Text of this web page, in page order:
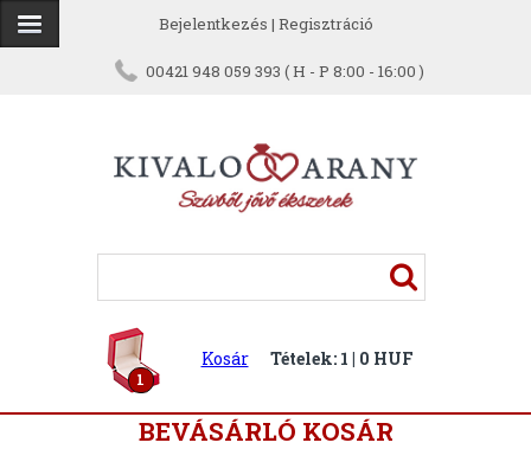
Bejelentkezés | Regisztráció
00421 948 059 393 ( H - P 8:00 - 16:00 )
1
Kosár Tételek: 1 | 0 HUF
BEVÁSÁRLÓ KOSÁR